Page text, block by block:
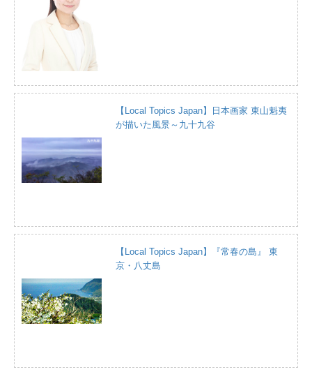
【Local Topics Japan】日本画家 東山魁夷
が描いた風景～九十九谷
【Local Topics Japan】『常春の島』 東
京・八丈島